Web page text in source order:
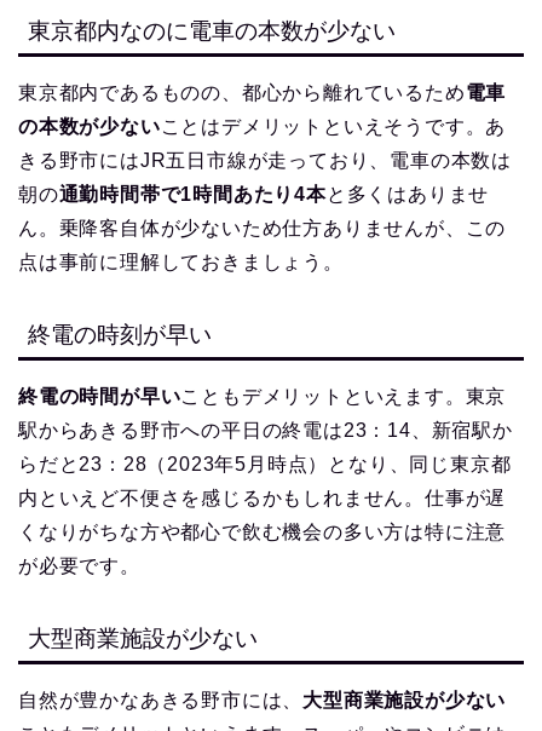
東京都内なのに電車の本数が少ない
東京都内であるものの、都心から離れているため電車
の本数が少ないことはデメリットといえそうです。あ
きる野市にはJR五日市線が走っており、電車の本数は
朝の通勤時間帯で1時間あたり4本と多くはありませ
ん。乗降客自体が少ないため仕方ありませんが、この
点は事前に理解しておきましょう。
終電の時刻が早い
終電の時間が早いこともデメリットといえます。東京
駅からあきる野市への平日の終電は23：14、新宿駅か
らだと23：28（2023年5月時点）となり、同じ東京都
内といえど不便さを感じるかもしれません。仕事が遅
くなりがちな方や都心で飲む機会の多い方は特に注意
が必要です。
大型商業施設が少ない
自然が豊かなあきる野市には、 大型商業施設が少ない